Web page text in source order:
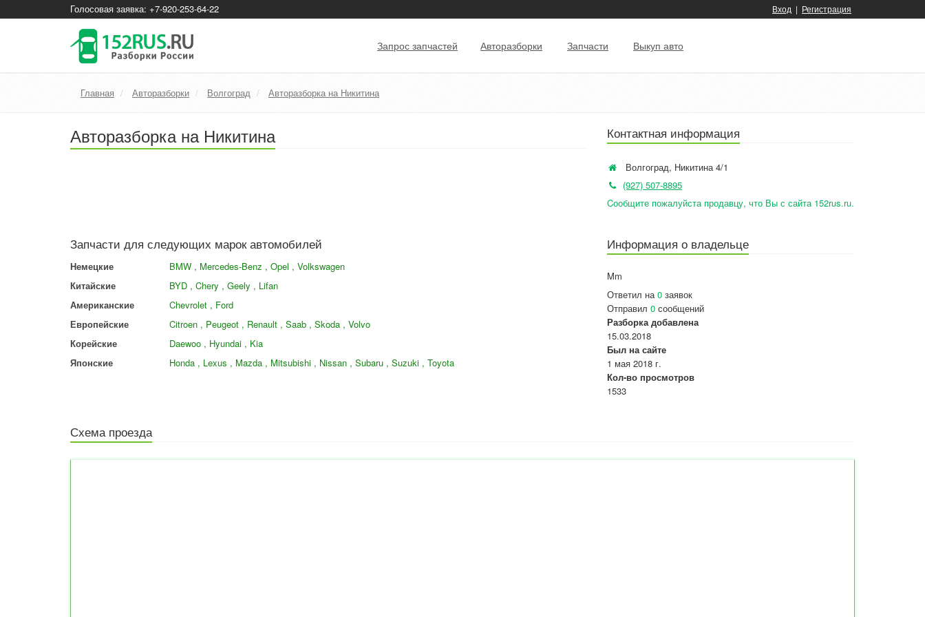
Голосовая заявка: +7-920-253-64-22 Вход | Регистрация
Запрос запчастей Авторазборки Запчасти Выкуп авто
Главная Авторазборки Волгоград Авторазборка на Никитина
Авторазборка на Никитина Контактная информация
Волгоград, Никитина 4/1
(927) 507-8895
Cообщите пожалуйста продавцу, что Вы с сайта 152rus.ru.
Запчасти для следующих марок автомобилей
Немецкие
BMW , Mercedes-Benz , Opel , Volkswagen
Китайские
BYD , Chery , Geely , Lifan
Американские
Chevrolet , Ford
Европейские
Citroen , Peugeot , Renault , Saab , Skoda , Volvo
Корейские
Daewoo , Hyundai , Kia
Японские
Honda , Lexus , Mazda , Mitsubishi , Nissan , Subaru , Suzuki , Toyota
Информация о владельце
Mm
Ответил на0 заявок
Отправил 0 сообщений
Разборка добавлена
15.03.2018
Был на сайте
1 мая 2018 г.
Кол-во просмотров
1533
Схема проезда